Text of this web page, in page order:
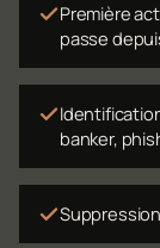
Première
passe
banker,